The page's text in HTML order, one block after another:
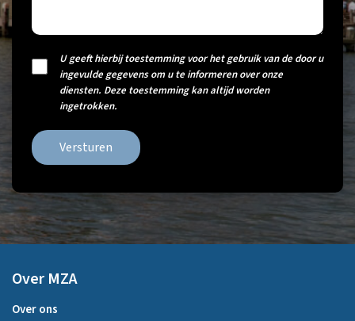
U geeft hierbij toestemming voor het gebruik van de door u
ingevulde gegevens om u te informeren over onze
diensten. Deze toestemming kan altijd worden
ingetrokken.
Versturen
Over MZA
Over ons